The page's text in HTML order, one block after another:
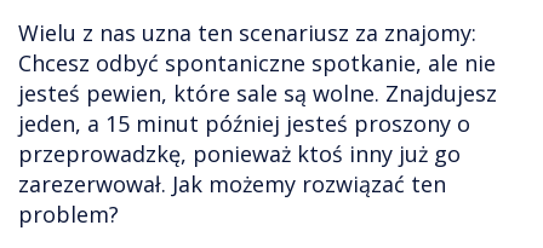
Wielu z nas uzna ten scenariusz za znajomy:
Chcesz odbyć spontaniczne spotkanie, ale nie
jesteś pewien, które sale są wolne. Znajdujesz
jeden, a 15 minut później jesteś proszony o
przeprowadzkę, ponieważ ktoś inny już go
zarezerwował. Jak możemy rozwiązać ten
problem?